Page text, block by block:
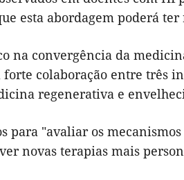
esta abordagem poderá
na convergência da
colaboração entre três
regenerativa e
para "avaliar os
novas terapias mais